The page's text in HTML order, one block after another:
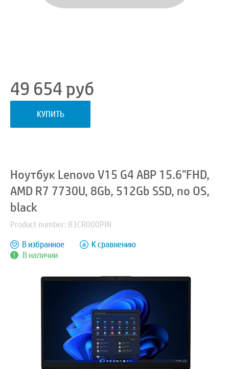
49 654руб
КУПИТЬ
Ноутбук Lenovo V15 G4 ABP 15.6"FHD,
AMD R7 7730U, 8Gb, 512Gb SSD, no OS,
black
Product number: 83CR000PIN
В наличии
В избранное К сравнению